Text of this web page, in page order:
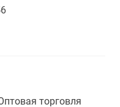
торговля